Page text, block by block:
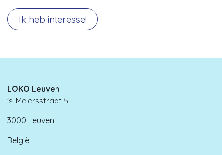
Ik heb interesse!
LOKO Leuven
's-Meiersstraat 5
3000 Leuven
België